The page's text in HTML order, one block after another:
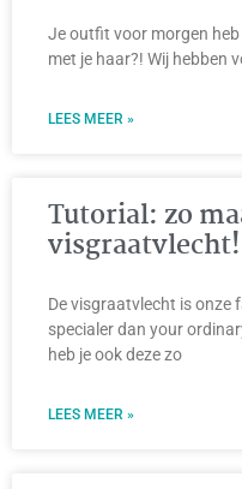
Je outfit voor morgen
met je haar?! Wij hebben
LEES MEER »
Tutorial: zo
visgraatvlecht!
De visgraatvlecht is onze
specialer dan your
heb je ook deze zo
LEES MEER »